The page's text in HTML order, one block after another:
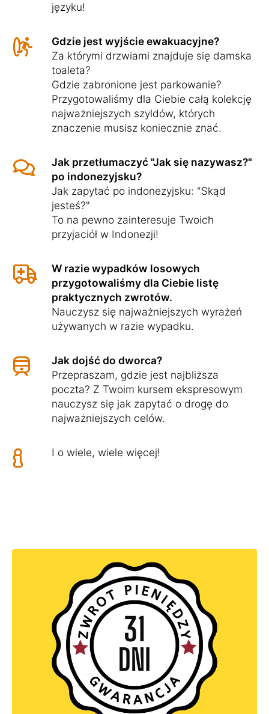
języku!
Gdzie jest wyjście ewakuacyjne?
Za którymi drzwiami znajduje się damska
toaleta?
Gdzie zabronione jest parkowanie?
Przygotowaliśmy dla Ciebie całą kolekcję
najważniejszych szyldów, których
znaczenie musisz koniecznie znać.
Jak przetłumaczyć "Jak się nazywasz?"
po indonezyjsku?
Jak zapytać po indonezyjsku: "Skąd
jesteś?"
To na pewno zainteresuje Twoich
przyjaciół w Indonezji!
W razie wypadków losowych
przygotowaliśmy dla Ciebie listę
praktycznych zwrotów.
Nauczysz się najważniejszych wyrażeń
używanych w razie wypadku.
Jak dojść do dworca?
Przepraszam, gdzie jest najbliższa
poczta? Z Twoim kursem ekspresowym
nauczysz się jak zapytać o drogę do
najważniejszych celów.
I o wiele, wiele więcej!